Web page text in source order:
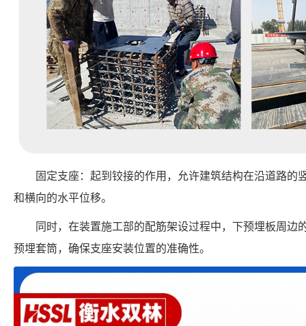
固定支座：起到铰接的作用，允许建筑结构在沿道路的
和横向的水平位移。
同时，在装置施工部的配筋架设过程中，下预埋板周边
预埋套筒，确保支座安装位置的准确性。